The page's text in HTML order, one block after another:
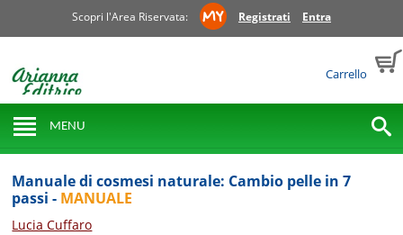
Scopri l'Area Riservata: Registrati Entra
Carrello
MENU
Manuale di cosmesi naturale: Cambio pelle in 7
passi - MANUALE
Lucia Cuffaro